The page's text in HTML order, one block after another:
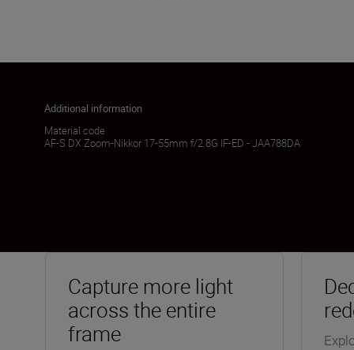
Additional information
Material code
AF-S DX Zoom-Nikkor 17-55mm f/2.8G IF-ED - JAA788DA
Capture more light
across the entire
frame